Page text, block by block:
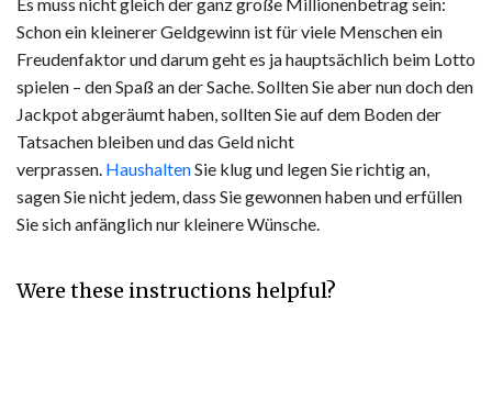
Schon ein kleinerer Geldgewinn ist für viele Menschen ein
Freudenfaktor und darum geht es ja hauptsächlich beim Lotto
spielen – den Spaß an der Sache. Sollten Sie aber nun doch den
Jackpot abgeräumt haben, sollten Sie auf dem Boden der
Tatsachen bleiben und das Geld nicht
verprassen. HaushaltenSie klug und legen Sie richtig an,
sagen Sie nicht jedem, dass Sie gewonnen haben und erfüllen
Sie sich anfänglich nur kleinere Wünsche.
Were these instructions helpful?